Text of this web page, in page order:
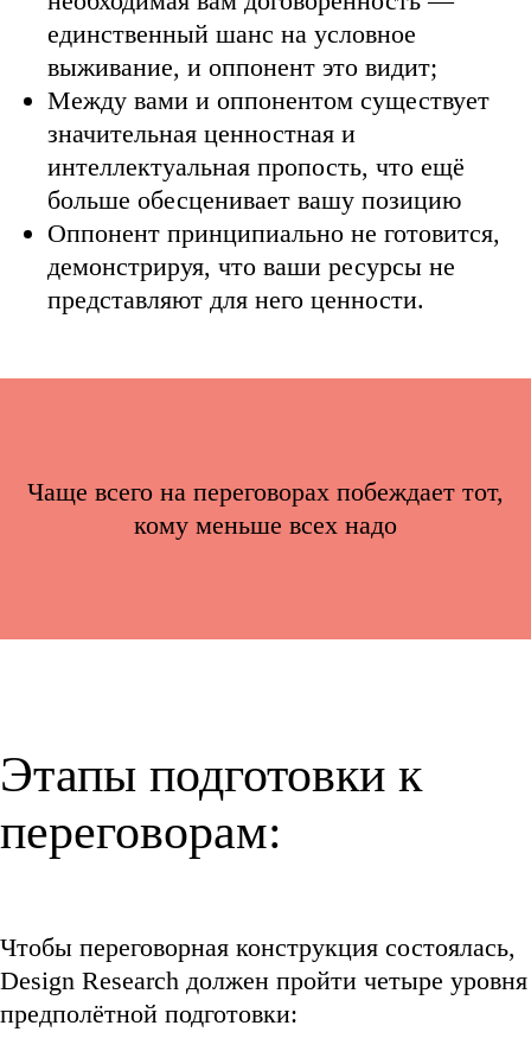
единственный шанс на условное
выживание, и оппонент это видит;
Между вами и оппонентом существует
значительная ценностная и
интеллектуальная пропость, что ещё
больше обесценивает вашу позицию
Оппонент принципиально не готовится,
демонстрируя, что ваши ресурсы не
представляют для него ценности.
Чаще всего на переговорах побеждает тот,
кому меньше всех надо
Этапы подготовки к
переговорам:
Чтобы переговорная конструкция состоялась,
Design Research должен пройти четыре уровня
предполётной подготовки: